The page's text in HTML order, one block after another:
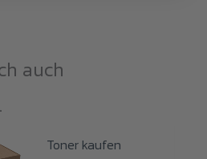
auch
Toner kaufen